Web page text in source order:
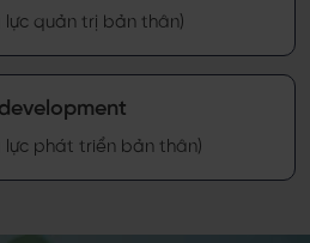
lực quản trị bản thân)
lực phát triển bản thân)